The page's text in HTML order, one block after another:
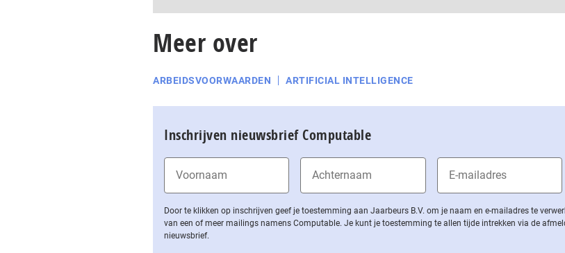
Meer over
ARBEIDSVOORWAARDEN ARTIFICIAL INTELLIGENCE
Inschrijven nieuwsbrief Computable
Door te klikken op inschrijven geef je toestemming aan Jaarbeurs B.V. om je naam en e-mailadres te
van een of meer mailings namens Computable. Je kunt je toestemming te allen tijde intrekken via de
nieuwsbrief.